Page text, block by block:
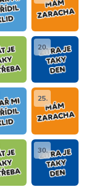
20.
25.
30.